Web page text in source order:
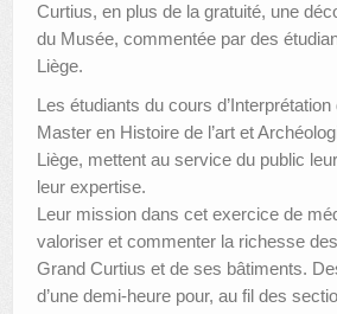
Curtius, en plus de la gratuité, une
du Musée, commentée par des
Liège.
Les étudiants du cours
Master en Histoire de l’art et
Liège, mettent au service du public
leur expertise.
Leur mission dans cet exercice de
valoriser et commenter la richesse
Grand Curtius et de ses bâtiments.
d’une demi-heure pour, au fil des